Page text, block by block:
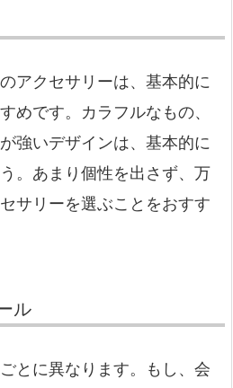
アクセサリーは、基本的に
めです。カラフルなもの、
強いデザインは、基本的に
。あまり個性を出さず、万
サリーを選ぶことをおすす
ル
とに異なります。もし、会